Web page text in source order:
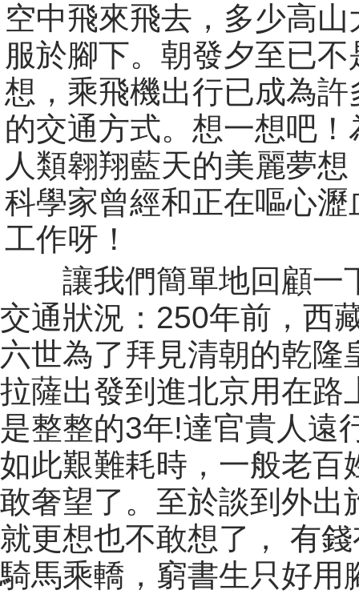
空中飛來飛去，多少高山
服於腳下。朝發夕至已不
想，乘飛機出行已成為許
的交通方式。想一想吧！
人類翱翔藍天的美麗夢
科學家曾經和正在嘔心瀝
工作呀！
讓我們簡單地回顧一
交通狀況：250年前，西
六世為了拜見清朝的乾隆
拉薩出發到進北京用在路
是整整的3年!達官貴人遠
如此艱難耗時，一般老百
敢奢望了。至於談到外出
就更想也不敢想了， 有
騎馬乘轎，窮書生只好用